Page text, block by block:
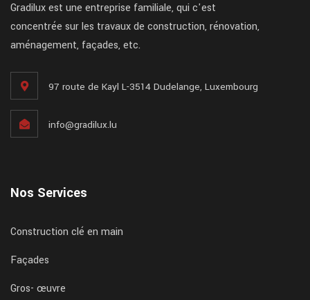
Gradilux est une entreprise familiale, qui c'est
concentrée sur les travaux de construction, rénovation,
aménagement, façades, etc.
97 route de Kayl L-3514 Dudelange, Luxembourg
info@gradilux.lu
Nos Services
Construction clé en main
Façades
Gros- œuvre